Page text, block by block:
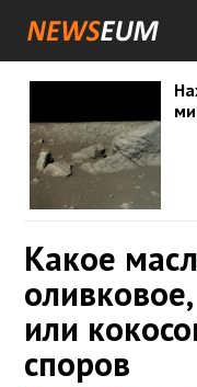
Какое
или
споров